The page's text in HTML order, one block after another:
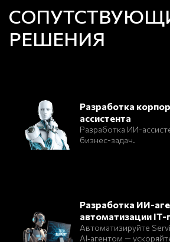
РЕШЕНИЯ
Разработка
ассистента
Разработка ИИ-
бизнес-задач.
Разработка ИИ-
автоматизации
Автоматизируйте
AI‑агентом —